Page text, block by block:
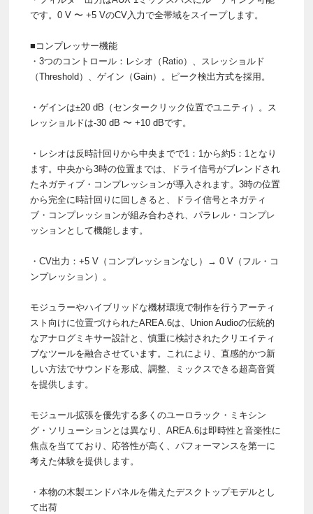
です。0 V 〜 +5 VのCV入力で全帯域をスイープします。
■コンプレッサー機能
・3つのコントロール：レシオ（Ratio）、スレッショルド
（Threshold）、ゲイン（Gain）。ピーク検出方式を採用。
・ゲインは±20 dB（センタークリック位置でユニティ）。ス
レッショルドは-30 dB 〜 +10 dBです。
・レシオは反時計回りから中央までで1：1から約5：1となり
ます。中央から3時の位置までは、ドライ信号がブレンドされ
たネガティブ・コンプレッションが導入されます。3時の位置
から完全に時計回りに回しきると、ドライ信号とネガティ
ブ・コンプレッションが組み合わされ、パラレル・コンプレ
ッションとして機能します。
・CV出力：+5 V（コンプレッションなし）→ 0 V（フル・コ
ンプレッション）。
モジュラーやハイブリッドな機材環境で制作を行うアーティ
スト向けに位置づけられたAREA.6は、Union Audioの伝統的
なアナログミキサー設計と、慎重に検討されたクリエイティ
ブなツールを融合させています。これにより、直感的かつ新
しい方法でサウンドを形成、調整、ミックスできる超高音質
を提供します。
モジュール拡張を優先する多くのユーロラック・ミキシン
グ・ソリューションとは異なり、AREA.6は即時性と音楽性に
焦点を当てており、応答性が高く、パフォーマンスを第一に
考えた体験を提供します。
・本物の木製エンドパネルを備えたデスクトップモデルとし
て出荷